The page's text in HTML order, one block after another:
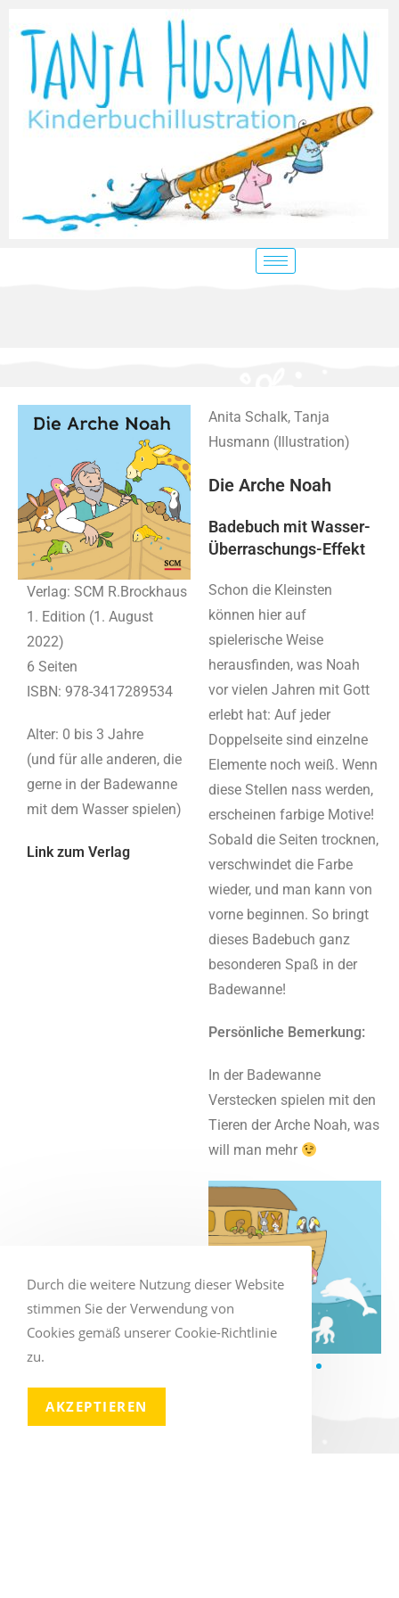
Verlag: SCM R.Brockhaus
1. Edition (1. August
2022)
6 Seiten
ISBN: 978-3417289534
Alter: 0 bis 3 Jahre
(und für alle anderen, die
gerne in der Badewanne
mit dem Wasser spielen)
Link zum Verlag
Anita Schalk, Tanja
Husmann (Illustration)
Die Arche Noah
Badebuch mit Wasser-
Überraschungs-Effekt
Schon die Kleinsten
können hier auf
spielerische Weise
herausfinden, was Noah
vor vielen Jahren mit Gott
erlebt hat: Auf jeder
Doppelseite sind einzelne
Elemente noch weiß. Wenn
diese Stellen nass werden,
erscheinen farbige Motive!
Sobald die Seiten trocknen,
verschwindet die Farbe
wieder, und man kann von
vorne beginnen. So bringt
dieses Badebuch ganz
besonderen Spaß in der
Badewanne!
Persönliche Bemerkung:
In der Badewanne
Verstecken spielen mit den
Tieren der Arche Noah, was
will man mehr
Durch die weitere Nutzung dieser Website
stimmen Sie der Verwendung von
Cookies gemäß unserer Cookie-Richtlinie
zu.
AKZEPTIEREN